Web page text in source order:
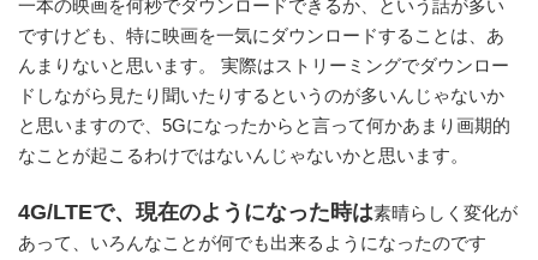
一本の映画を何秒でダウンロードできるか、という話が多い
ですけども、特に映画を一気にダウンロードすることは、あ
んまりないと思います。 実際はストリーミングでダウンロー
ドしながら見たり聞いたりするというのが多いんじゃないか
と思いますので、5Gになったからと言って何かあまり画期的
なことが起こるわけではないんじゃないかと思います。
4G/LTEで、現在のようになった時は素晴らしく変化が
あって、いろんなことが何でも出来るようになったのです